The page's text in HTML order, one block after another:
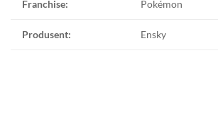
Franchise: Pokémon
Produsent: Ensky